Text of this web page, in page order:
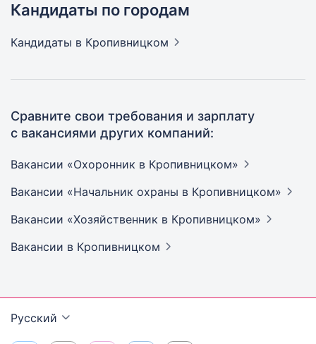
Кандидаты по городам
Кандидаты в Кропивницком
Сравните свои требования и зарплату
с вакансиями других компаний:
Вакансии «Охоронник в Кропивницком»
Вакансии «Начальник охраны в Кропивницком»
Вакансии «Хозяйственник в Кропивницком»
Вакансии в Кропивницком
Русский